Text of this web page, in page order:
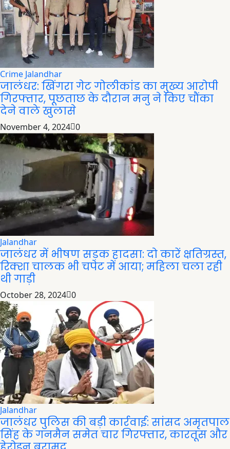
Crime Jalandhar
जालंधर: खिंगरा गेट गोलीकांड का मुख्य आरोपी
गिरफ्तार, पूछताछ के दौरान मनु ने किए चौंका
देने वाले खुलासे
November 4, 2024 0
Jalandhar
जालंधर में भीषण सड़क हादसा: दो कारें क्षतिग्रस्त,
रिक्शा चालक भी चपेट में आया; महिला चला रही
थी गाड़ी
October 28, 2024 0
Jalandhar
जालंधर पुलिस की बड़ी कार्रवाई: सांसद अमृतपाल
सिंह के गनमैन समेत चार गिरफ्तार, कारतूस और